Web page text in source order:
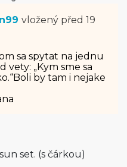
vložený před 19
sa spytat na jednu
„Kym sme sa
by tam i nejake
set. (s čárkou)